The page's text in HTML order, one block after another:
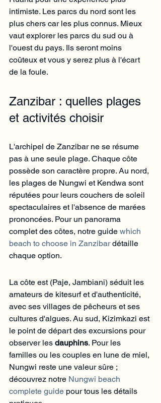
intimiste. Les parcs du nord sont les
plus chers car les plus connus. Mieux
vaut explorer les parcs du sud ou à
l'ouest du pays. Ils seront moins
coûteux et vous y serez plus à l'écart
de la foule.
Zanzibar : quelles plages
et activités choisir
L'archipel de Zanzibar ne se résume
pas à une seule plage. Chaque côte
possède son caractère propre. Au nord,
les plages de Nungwi et Kendwa sont
réputées pour leurs couchers de soleil
spectaculaires et l'absence de marées
prononcées. Pour un panorama
complet des côtes, notre guide which
beach to choose in Zanzibar détaille
chaque option.
La côte est (Paje, Jambiani) séduit les
amateurs de kitesurf et d'authenticité,
avec ses villages de pêcheurs et ses
cultures d'algues. Au sud, Kizimkazi est
le point de départ des excursions pour
observer les dauphins. Pour les
familles ou les couples en lune de miel,
Nungwi reste une valeur sûre ;
découvrez notre Nungwi beach
complete guide pour tous les détails